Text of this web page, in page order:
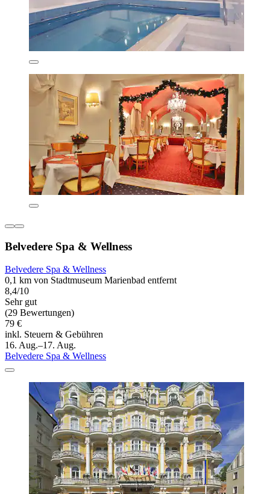
Belvedere Spa & Wellness
Belvedere Spa & Wellness
0,1 km von Stadtmuseum Marienbad entfernt
8,4/10
Sehr gut
(29 Bewertungen)
79 €
inkl. Steuern & Gebühren
16. Aug.–17. Aug.
Belvedere Spa & Wellness